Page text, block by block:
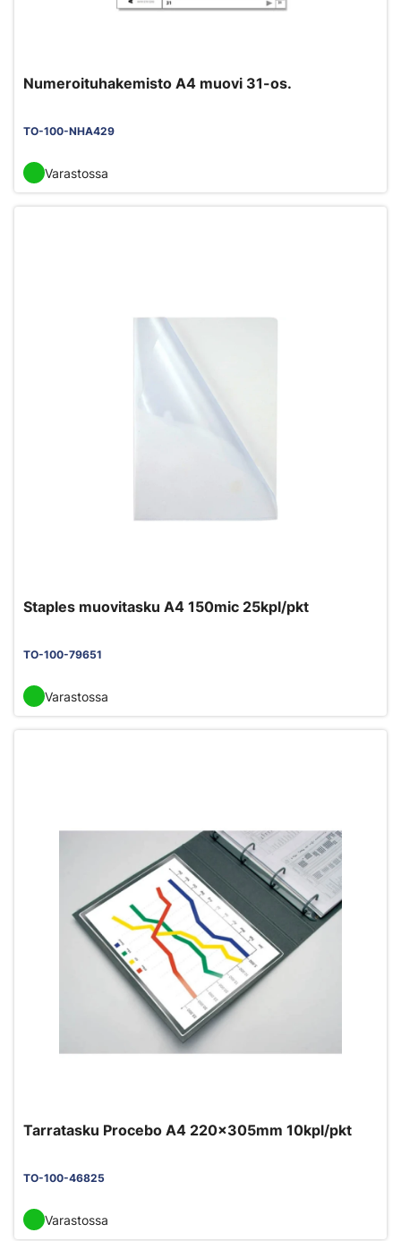
Numeroituhakemisto A4 muovi 31-os.
TO-100-NHA429
Varastossa
Staples muovitasku A4 150mic 25kpl/pkt
TO-100-79651
Varastossa
Tarratasku Procebo A4 220x305mm 10kpl/pkt
TO-100-46825
Varastossa